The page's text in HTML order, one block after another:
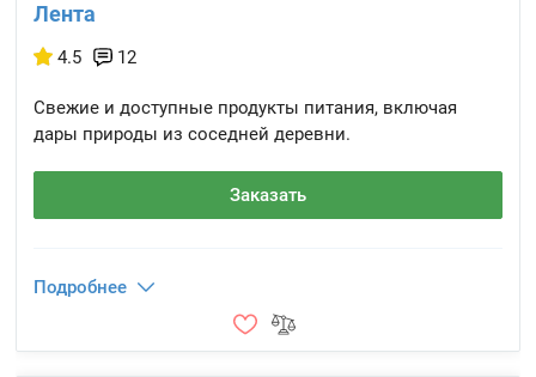
Лента
4.5 12
Свежие и доступные продукты питания, включая
дары природы из соседней деревни.
Заказать
Подробнее